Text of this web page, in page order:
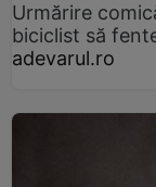
Urmărire
biciclist să
adevarul.ro